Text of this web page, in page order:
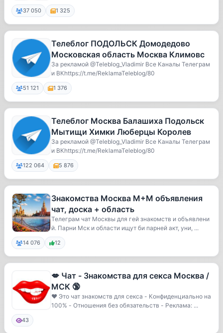
37 050 1 325
Телеблог ПОДОЛЬСК Домодедово
Московская область Москва Климовс
За рекламой @Teleblog_Vladimir Все Каналы Телеграм
и ВКhttps://t.me/ReklamaTeleblog/80
51 121 1 376
Телеблог Москва Балашиха Подольск
Мытищи Химки Люберцы Королев
За рекламой @Teleblog_Vladimir Все Каналы Телеграм
и ВКhttps://t.me/ReklamaTeleblog/80
122 064 5 876
Знакомства Москва М+М объявления
чат, доска + область
Телеграм чат Москвы для гей знакомств и объявлени
й. Парни Мск и области ищут би парней акт, уни, ...
14 076 12
💋 Чат - Знакомства для секса Москва /
МСК 🔞
♥️ Это чат знакомств для секса - Конфиденциально на
100% - Отношения без обязательств - Реклама: ...
43